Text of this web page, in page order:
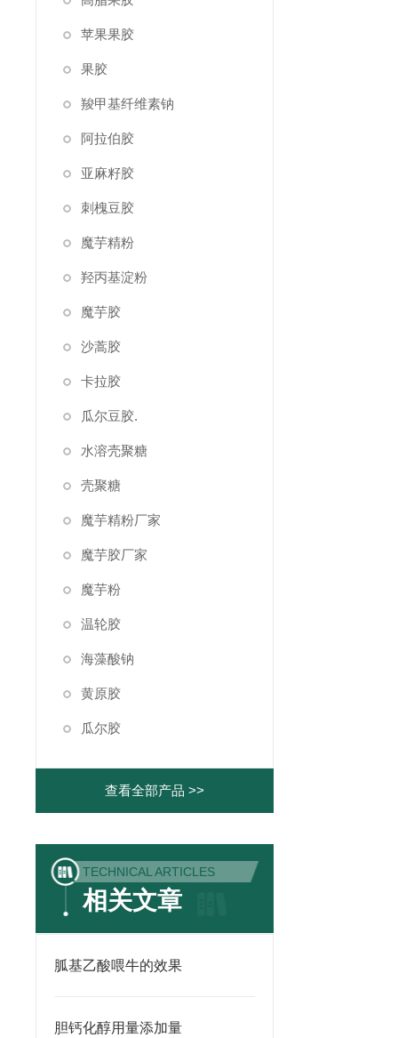
苹果果胶
果胶
羧甲基纤维素钠
阿拉伯胶
亚麻籽胶
刺槐豆胶
魔芋精粉
羟丙基淀粉
魔芋胶
沙蒿胶
卡拉胶
瓜尔豆胶.
水溶壳聚糖
壳聚糖
魔芋精粉厂家
魔芋胶厂家
魔芋粉
温轮胶
海藻酸钠
黄原胶
瓜尔胶
查看全部产品 >>
TECHNICAL ARTICLES
相关文章
胍基乙酸喂牛的效果
胆钙化醇用量添加量